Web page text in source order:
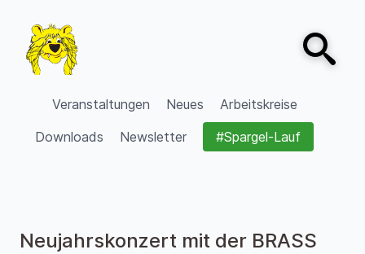
VVV Burgdorf
Veranstaltungen Neues
Arbeitskreise
Downloads
Newsletter #Spargel-Lauf
Open
Neujahrskonzert mit der BRASS